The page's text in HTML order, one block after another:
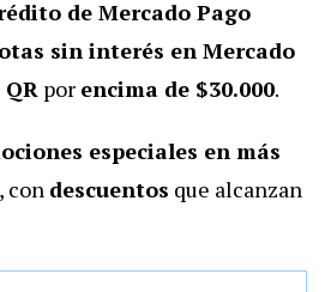
de Mercado Pago
sin interés en Mercado
por encima de $30.000.
especiales en más
, con descuentos que alcanzan